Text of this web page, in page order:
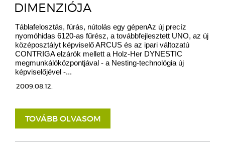
DIMENZIÓJA
Táblafelosztás, fúrás, nútolás egy gépenAz új precíz
nyomóhidas 6120-as fűrész, a továbbfejlesztett UNO, az új
középosztályt képviselő ARCUS és az ipari változatú
CONTRIGA elzárók mellett a Holz-Her DYNESTIC
megmunkálóközpontjával - a Nesting-technológia új
képviselőjével -...
2009.08.12.
TOVÁBB OLVASOM